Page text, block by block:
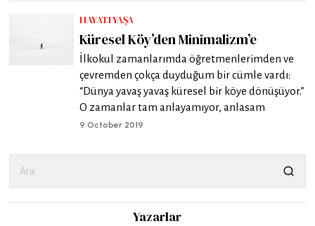
HAYATI YAŞA
Küresel Köy’den Minimalizm’e
İlkokul zamanlarımda öğretmenlerimden ve
çevremden çokça duyduğum bir cümle vardı:
“Dünya yavaş yavaş küresel bir köye dönüşüyor.”
O zamanlar tam anlayamıyor, anlasam
9 October 2019
Yazarlar